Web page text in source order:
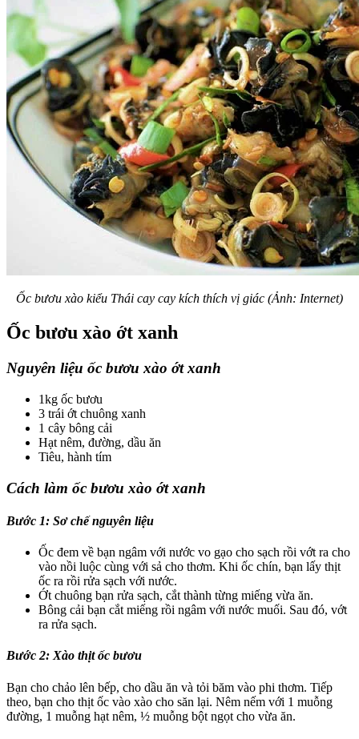
Ốc bươu xào kiểu Thái cay cay kích thích vị giác (Ảnh: Internet)
Ốc bươu xào ớt xanh
Nguyên liệu ốc bươu xào ớt xanh
1kg ốc bươu
3 trái ớt chuông xanh
1 cây bông cải
Hạt nêm, đường, dầu ăn
Tiêu, hành tím
Cách làm ốc bươu xào ớt xanh
Bước 1: Sơ chế nguyên liệu
Ốc đem về bạn ngâm với nước vo gạo cho sạch rồi vớt ra cho
vào nồi luộc cùng với sả cho thơm. Khi ốc chín, bạn lấy thịt
ốc ra rồi rửa sạch với nước.
Ớt chuông bạn rửa sạch, cắt thành từng miếng vừa ăn.
Bông cải bạn cắt miếng rồi ngâm với nước muối. Sau đó, vớt
ra rửa sạch.
Bước 2: Xào thịt ốc bươu
Bạn cho chảo lên bếp, cho dầu ăn và tỏi băm vào phi thơm. Tiếp
theo, bạn cho thịt ốc vào xào cho săn lại. Nêm nếm với 1 muỗng
đường, 1 muỗng hạt nêm, ½ muỗng bột ngọt cho vừa ăn.